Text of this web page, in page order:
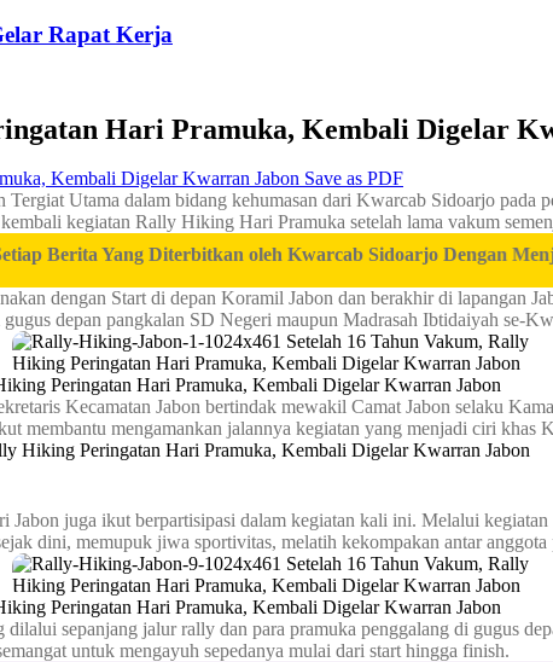
Rapat Kerja
Hari Pramuka, Kembali Digelar
Save as PDF
Utama dalam bidang kehumasan dari Kwarcab Sidoarjo pada
kegiatan Rally Hiking Hari Pramuka setelah lama vakum
Yang Diterbitkan oleh Kwarcab Sidoarjo Dengan Menjadikan
dengan Start di depan Koramil Jabon dan berakhir di lapangan
depan pangkalan SD Negeri maupun Madrasah Ibtidaiyah se-
Kecamatan Jabon bertindak mewakil Camat Jabon selaku
membantu mengamankan jalannya kegiatan yang menjadi ciri khas
Jabon juga ikut berpartisipasi dalam kegiatan kali ini. Melalui
dini, memupuk jiwa sportivitas, melatih kekompakan antar
sepanjang jalur rally dan para pramuka penggalang di gugus
untuk mengayuh sepedanya mulai dari start hingga finish.